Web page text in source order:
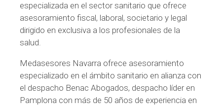
especializada en el sector sanitario que ofrece
asesoramiento fiscal, laboral, societario y legal
dirigido en exclusiva a los profesionales de la
salud.
Medasesores Navarra ofrece asesoramiento
especializado en el ámbito sanitario en alianza con
el despacho Benac Abogados, despacho líder en
Pamplona con más de 50 años de experiencia en